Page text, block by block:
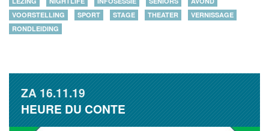
VOORSTELLING
SPORT STAGE THEATER
VERNISSAGE
RONDLEIDING
ZA16.11.19
HEURE DU CONTE